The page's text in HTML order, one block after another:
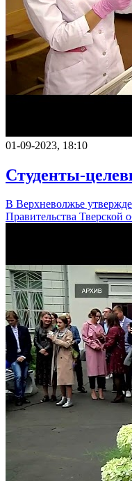
01-09-2023, 18:10
Студенты-
В Верхневолжье
Правительства Тверской